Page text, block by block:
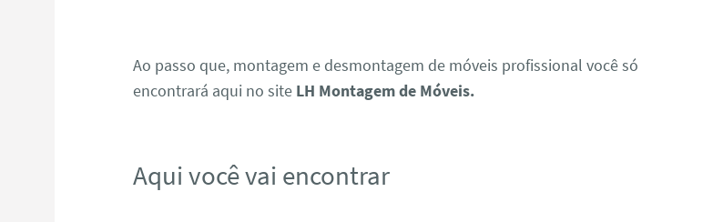
Ao passo que, montagem e desmontagem de móveis profissional você só
encontrará aqui no site LH Montagem de Móveis.
Aqui você vai encontrar